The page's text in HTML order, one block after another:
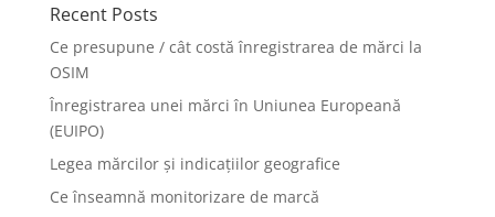
Recent Posts
Ce presupune / cât costă înregistrarea de mărci la
OSIM
Înregistrarea unei mărci în Uniunea Europeană
(EUIPO)
Legea mărcilor și indicațiilor geografice
Ce înseamnă monitorizare de marcă